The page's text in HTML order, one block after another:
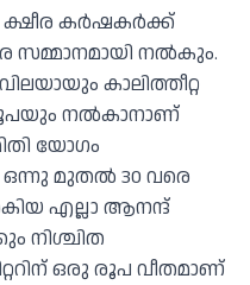
ക്ഷീര കര്‍ഷകര്‍ക്ക്
നല്‍കും.
കാലിത്തീറ്റ
നല്‍കാനാണ്
യോഗം
ഒന്നു മുതല്‍ 30 വരെ
എല്ലാ ആനന്ദ്
നിശ്ചിത
ഒരു രൂപ വീതമാണ്